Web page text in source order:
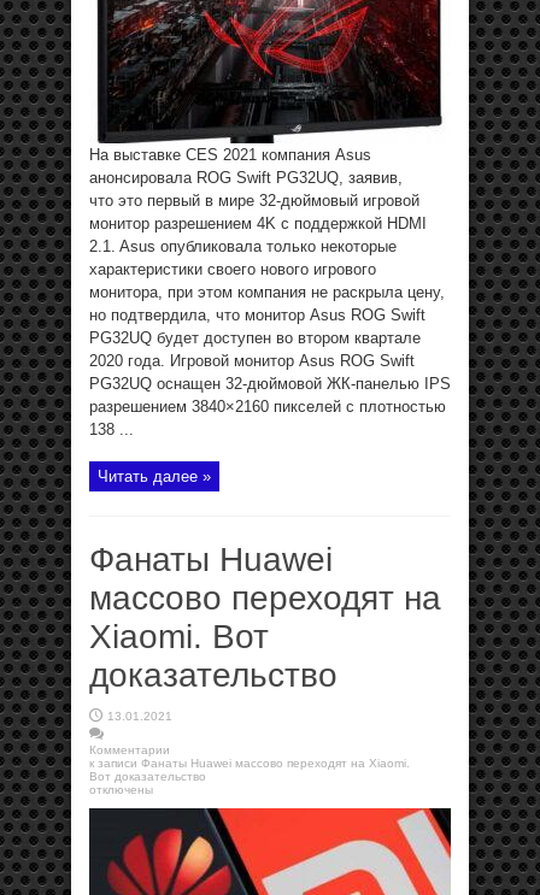
На выставке CES 2021 компания Asus
анонсировала ROG Swift PG32UQ, заявив,
что это первый в мире 32-дюймовый игровой
монитор разрешением 4K с поддержкой HDMI
2.1. Asus опубликовала только некоторые
характеристики своего нового игрового
монитора, при этом компания не раскрыла цену,
но подтвердила, что монитор Asus ROG Swift
PG32UQ будет доступен во втором квартале
2020 года. Игровой монитор Asus ROG Swift
PG32UQ оснащен 32-дюймовой ЖК-панелью IPS
разрешением 3840×2160 пикселей с плотностью
138 ...
Читать далее »
Фанаты Huawei
массово переходят на
Xiaomi. Вот
доказательство
13.01.2021
Комментарии
к записи Фанаты Huawei массово переходят на Xiaomi.
Вот доказательство
отключены